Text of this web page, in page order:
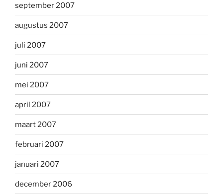
september 2007
augustus 2007
juli 2007
juni 2007
mei 2007
april 2007
maart 2007
februari 2007
januari 2007
december 2006